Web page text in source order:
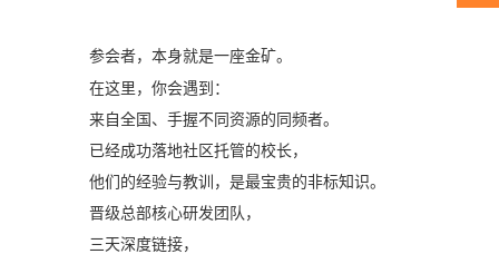
参会者，本身就是一座金矿。
在这里，你会遇到：
来自全国、手握不同资源的同频者。
已经成功落地社区托管的校长，
他们的经验与教训，是最宝贵的非标知识。
晋级总部核心研发团队，
三天深度链接，